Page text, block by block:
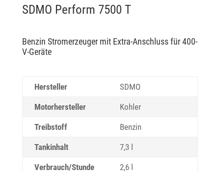
SDMO Perform 7500 T
Benzin Stromerzeuger mit Extra-Anschluss für 400-
V-Geräte
Hersteller
SDMO
Motorhersteller
Kohler
Treibstoff
Benzin
Tankinhalt
7,3 l
Verbrauch/Stunde
2,6 l